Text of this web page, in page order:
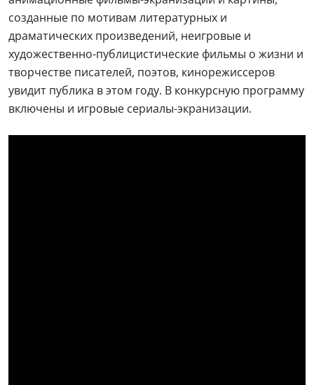
созданные по мотивам литературных и
драматических произведений, неигровые и
художественно-публицистические фильмы о жизни и
творчестве писателей, поэтов, кинорежиссеров
увидит публика в этом году. В конкурсную программу
включены и игровые сериалы-экранизации.